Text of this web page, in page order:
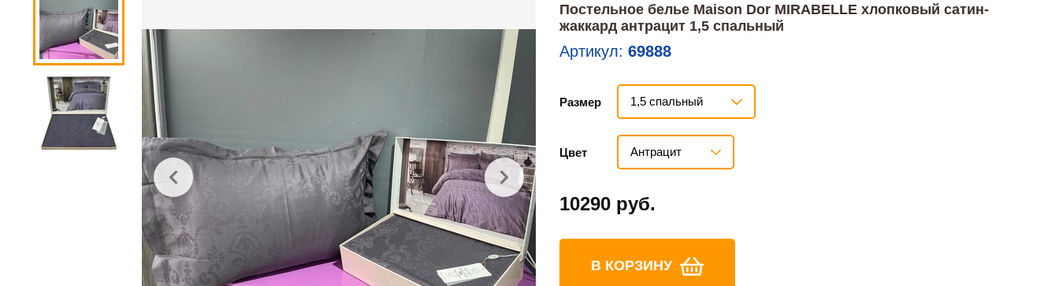
Постельное белье Maison Dor MIRABELLE хлопковый сатин-
жаккард антрацит 1,5 спальный
Артикул: 69888
Размер 1,5 спальный
Цвет Антрацит
10290 руб.
В КОРЗИНУ